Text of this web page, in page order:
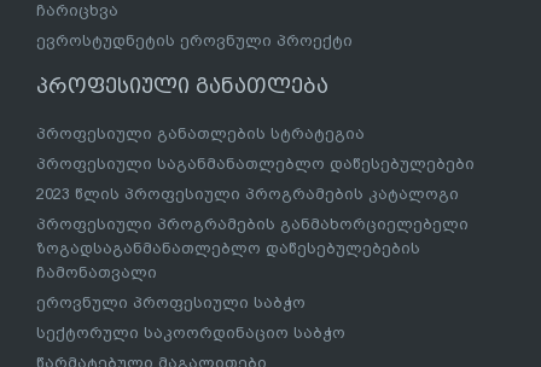
ჩარიცხვა
ევროსტუდნეტის ეროვნული პროექტი
პროფესიული განათლება
პროფესიული განათლების სტრატეგია
პროფესიული საგანმანათლებლო დაწესებულებები
2023 წლის პროფესიული პროგრამების კატალოგი
პროფესიული პროგრამების განმახორციელებელი
ზოგადსაგანმანათლებლო დაწესებულებების
ჩამონათვალი
ეროვნული პროფესიული საბჭო
სექტორული საკოორდინაციო საბჭო
წარმატებული მაგალითები